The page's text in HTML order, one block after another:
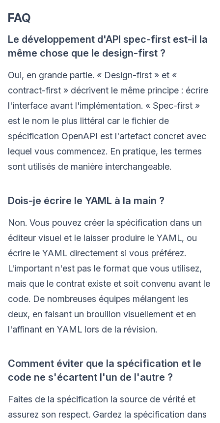
FAQ
Le développement d'API spec-first est-il la
même chose que le design-first ?
Oui, en grande partie. « Design-first » et «
contract-first » décrivent le même principe : écrire
l'interface avant l'implémentation. « Spec-first »
est le nom le plus littéral car le fichier de
spécification OpenAPI est l'artefact concret avec
lequel vous commencez. En pratique, les termes
sont utilisés de manière interchangeable.
Dois-je écrire le YAML à la main ?
Non. Vous pouvez créer la spécification dans un
éditeur visuel et le laisser produire le YAML, ou
écrire le YAML directement si vous préférez.
L'important n'est pas le format que vous utilisez,
mais que le contrat existe et soit convenu avant le
code. De nombreuses équipes mélangent les
deux, en faisant un brouillon visuellement et en
l'affinant en YAML lors de la révision.
Comment éviter que la spécification et le
code ne s'écartent l'un de l'autre ?
Faites de la spécification la source de vérité et
assurez son respect. Gardez la spécification dans